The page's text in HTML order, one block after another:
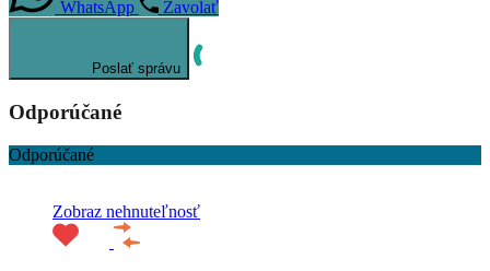
WhatsApp Zavolať
Poslať správu
Odporúčané
Odporúčané
Zobraz nehnuteľnosť